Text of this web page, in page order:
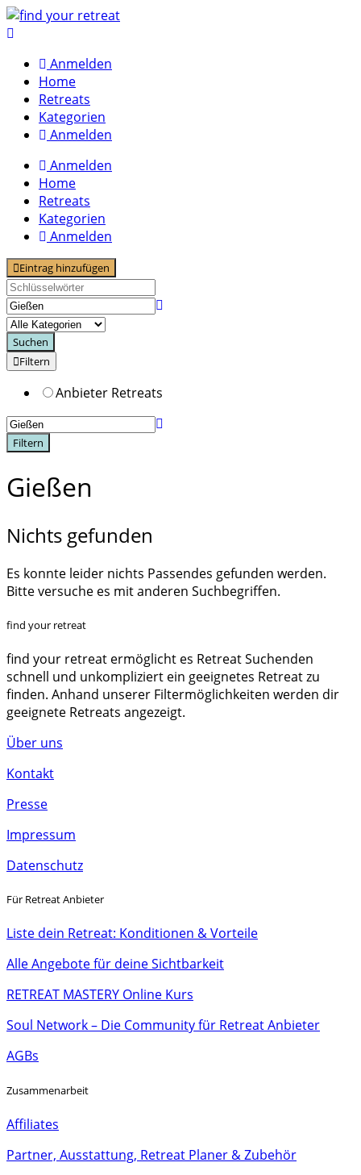
Skip
to
Anmelden
Home
Retreats
Kategorien
Anmelden
Anmelden
Home
Retreats
Kategorien
Anmelden
Eintrag hinzufügen
Suchen
Filtern
Anbieter Retreats
Filtern
Gießen
Nichts gefunden
Es konnte leider nichts Passendes gefunden werden.
Bitte versuche es mit anderen Suchbegriffen.
find your retreat
find your retreat ermöglicht es Retreat Suchenden
schnell und unkompliziert ein geeignetes Retreat zu
finden. Anhand unserer Filtermöglichkeiten werden dir
geeignete Retreats angezeigt.
Über uns
Kontakt
Presse
Impressum
Datenschutz
Für Retreat Anbieter
Liste dein Retreat: Konditionen & Vorteile
Alle Angebote für deine Sichtbarkeit
RETREAT MASTERY Online Kurs
Soul Network – Die Community für Retreat Anbieter
AGBs
Zusammenarbeit
Affiliates
Partner, Ausstattung, Retreat Planer & Zubehör